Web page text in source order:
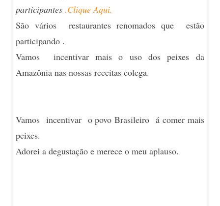
participantes.Clique Aqui.
São vários restaurantes renomados que estão
participando .
Vamos incentivar mais o uso dos peixes da
Amazônia nas nossas receitas colega.
Vamos incentivar o povo Brasileiro á comer mais
peixes.
Adorei a degustação e merece o meu aplauso.